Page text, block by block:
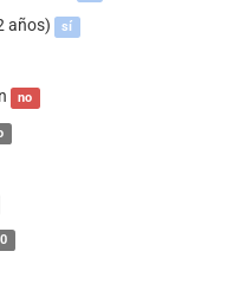
años) sí
no